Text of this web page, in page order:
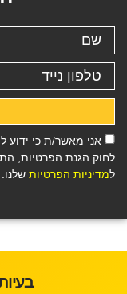
אני מאשר/ת כי ידוע
למדיניות הפרטיות שלנו.